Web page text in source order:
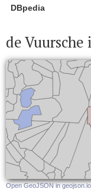
DBpedia
de Vuursche
Open GeoJSON in geojson.io